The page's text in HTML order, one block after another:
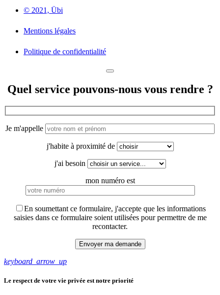
© 2021, Übi
Mentions légales
Politique de confidentialité
Quel service pouvons-nous vous rendre ?
Je m'appelle
j'habite à proximité de
j'ai besoin
mon numéro est
En soumettant ce formulaire, j'accepte que les informations
saisies dans ce formulaire soient utilisées pour permettre de me
recontacter.
keyboard_arrow_up
Le respect de votre vie privée est notre priorité